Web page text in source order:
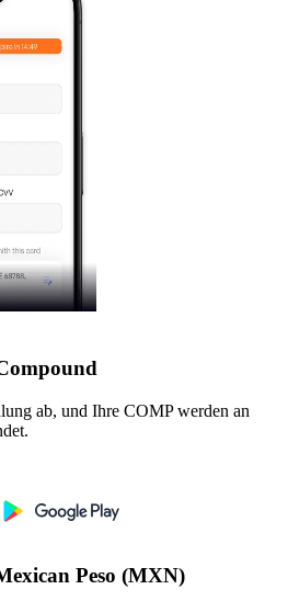
ab, und Ihre COMP werden an
Peso (MXN)